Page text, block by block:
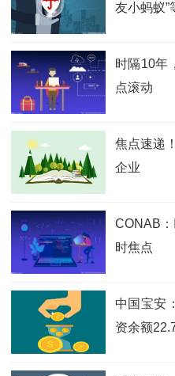
友小蚂蚁”
时隔10年
点滚动
焦点速递
企业
CONAB
时焦点
中国宝安
资余额